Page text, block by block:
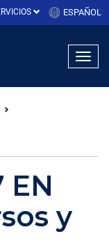
ESPAÑOL
EN
y